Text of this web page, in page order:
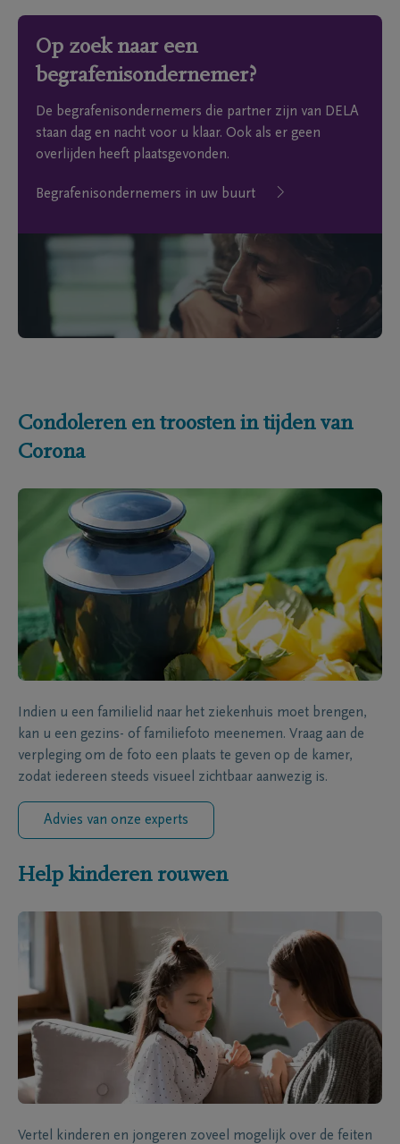
Op zoek naar een
begrafenisondernemer?
De begrafenisondernemers die partner zijn van DELA
staan dag en nacht voor u klaar. Ook als er geen
overlijden heeft plaatsgevonden.
Begrafenisondernemers in uw buurt
Condoleren en troosten in tijden van
Corona
Indien u een familielid naar het ziekenhuis moet brengen,
kan u een gezins- of familiefoto meenemen. Vraag aan de
verpleging om de foto een plaats te geven op de kamer,
zodat iedereen steeds visueel zichtbaar aanwezig is.
Advies van onze experts
Help kinderen rouwen
Vertel kinderen en jongeren zoveel mogelijk over de feiten